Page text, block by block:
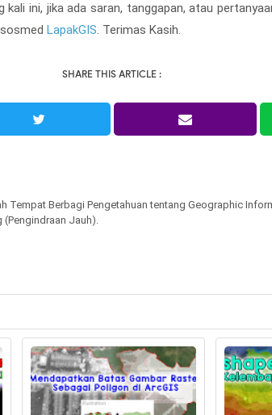
kali ini, jika ada saran, tanggapan, atau
LapakGIS. Terimas Kasih.
SHARE THIS ARTICLE :
Tempat Berbagi Pengetahuan tentang Geographic
(Pengindraan Jauh).